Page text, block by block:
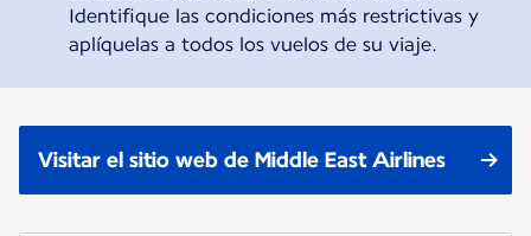
Identifique las condiciones más restrictivas y
aplíquelas a todos los vuelos de su viaje.
Visitar el sitio web de Middle East Airlines